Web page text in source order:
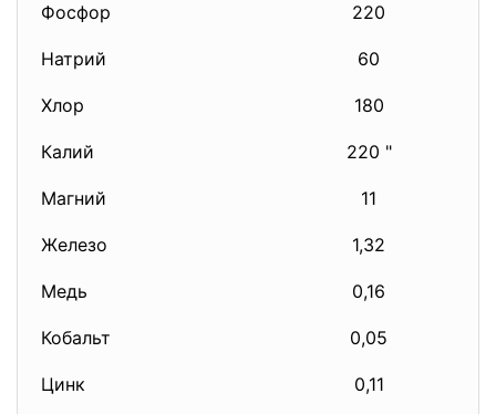
Фосфор 220
Натрий 60
Хлор 180
Калий 220 "
Магний 11
Железо 1,32
Медь 0,16
Кобальт 0,05
Цинк 0,11